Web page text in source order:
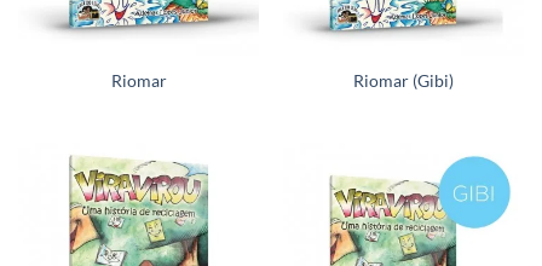
Riomar Riomar (Gibi)